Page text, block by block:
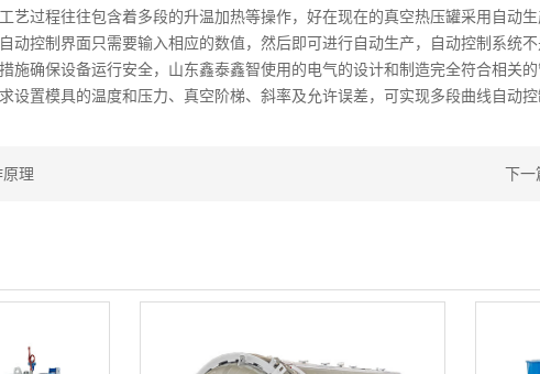
过程往往包含着多段的升温加热等操作，好在现在的真空热压罐采用自动生
动控制界面只需要输入相应的数值，然后即可进行自动生产，自动控制系统
施确保设备运行安全，山东鑫泰鑫智使用的电气的设计和制造完全符合相关
设置模具的温度和压力、真空阶梯、斜率及允许误差，可实现多段曲线自动
理 下一